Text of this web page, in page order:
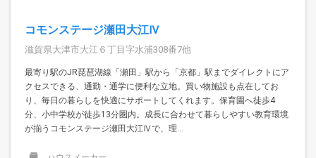
コモンステージ瀬田大江Ⅳ
滋賀県大津市大江６丁目字水浦308番7他
最寄り駅のJR琵琶湖線「瀬田」駅から「京都」駅までダイレクトにア
クセスできる、通勤・通学に便利な立地。買い物施設も点在してお
り、毎日の暮らしを快適にサポートしてくれます。保育園へ徒歩4
分、小中学校が徒歩13分圏内。成長に合わせて暮らしやすい教育環境
が揃うコモンステージ瀬田大江Ⅳで、理...